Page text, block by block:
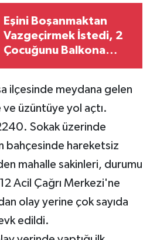
Eşini Boşanmaktan
Vazgeçirmek İstedi, 2
Çocuğunu Balkona
ilçesinde meydana gelen
üzüntüye yol açtı.
Sokak üzerinde
bahçesinde hareketsiz
mahalle sakinleri, durumu
Acil Çağrı Merkezi'ne
olay yerine çok sayıda
edildi.